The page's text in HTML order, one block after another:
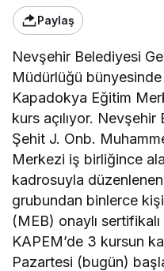
Paylaş
Nevşehir Belediyesi
Müdürlüğü
Kapadokya Eğitim
kurs açılıyor.
Şehit J. Onb.
Merkezi iş birliğince
kadrosuyla
grubundan binlerce
(MEB) onaylı
KAPEM’de 3 kursun
Pazartesi (bugün)